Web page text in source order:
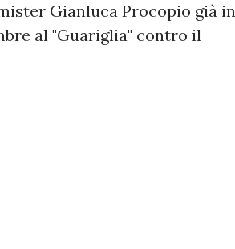
Gianluca Procopio già in
al "Guariglia" contro il